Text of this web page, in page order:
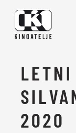
LETNI
2020